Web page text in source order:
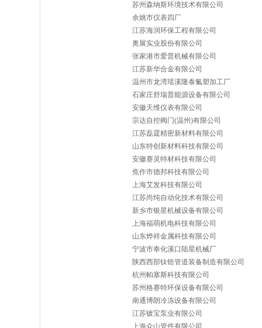
苏州森纳斯环境技术有限公司
余姚市仪表四厂
江苏海润环保工程有限公司
奥展实业股份有限公司
张家港市爱普机械有限公司
江苏新华合金有限公司
温州市龙湾瑶溪隆泰氟塑加工厂
石家庄舒瑞普能源设备有限公司
安徽天维仪表有限公司
宗达自控阀门(温州)有限公司
江苏磊霆精密新材料有限公司
山东特创新材料科技有限公司
安徽赛灵特材科技有限公司
焦作市德邦科技有限公司
上海艾发科技有限公司
江苏尚纯自动化技术有限公司
新乡市银星机械设备有限公司
上海福萌机电科技有限公司
山东烨祥金属科技有限公司
宁波市奉化溪口陆星机械厂
陕西西部钛锆管道装备制造有限公司
杭州帕塞斯科技有限公司
苏州格赛特环保设备有限公司
南通博朗冷冻设备有限公司
江苏镀宝泵业有限公司
上海众山管件有限公司